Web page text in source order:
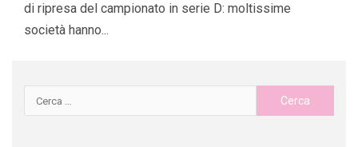
di ripresa del campionato in serie D: moltissime
società hanno...